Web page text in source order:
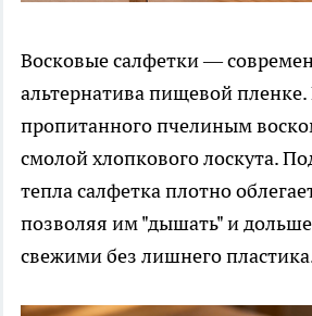
Восковые салфетки —
альтернатива пищевой
пропитанного пчелиным
смолой хлопкового лоскута.
тепла салфетка плотно
позволяя им "дышать" и дольше
свежими без лишнего